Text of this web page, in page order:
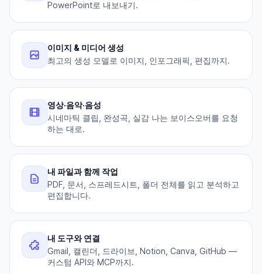
PowerPoint로 내보내기.
이미지 & 미디어 생성
최고의 생성 모델로 이미지, 인포그래픽, 편집까지.
영상·음악·음성
시네마틱 클립, 완성곡, 실감 나는 보이스오버를 요청
하는 대로.
내 파일과 함께 작업
PDF, 문서, 스프레드시트, 폴더 전체를 읽고 분석하고
편집합니다.
내 도구와 연결
Gmail, 캘린더, 드라이브, Notion, Canva, GitHub —
커스텀 API와 MCP까지.